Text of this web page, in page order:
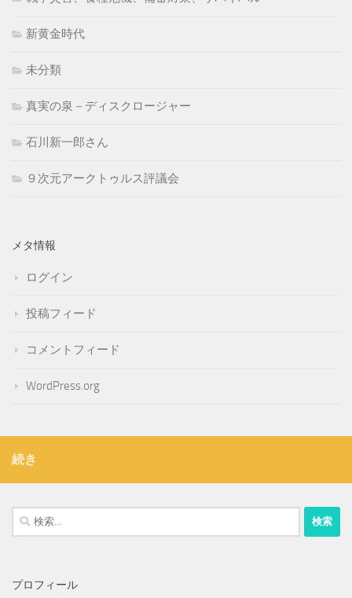
新黄金時代
未分類
真実の泉－ディスクロージャー
石川新一郎さん
９次元アークトゥルス評議会
メタ情報
ログイン
投稿フィード
コメントフィード
WordPress.org
続き
検
索:
プロフィール